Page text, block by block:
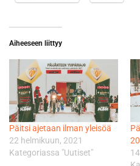
Aiheeseen liittyy
Päitsi ajetaan ilman yleisöä
22 helmikuun, 2021
Kategoriassa "Uutiset"